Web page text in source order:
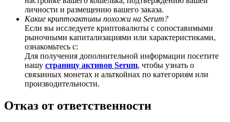
Deposit CASHCAT & Win
Share 500000 CASHCAT prize pool
Exclusive for BitMart Users
Register & Trade to Win 500,000 USDT
личности и размещению вашего заказа.
Какие криптоактивы похожи на Serum?
Если вы исследуете криптовалюты с сопоставимыми
рыночными капитализациями или характеристиками,
ознакомьтесь с:
Для получения дополнительной информации посетите
нашу страницу активов Serum, чтобы узнать о
связанных монетах и альткойнах по категориям или
производительности.
Отказ от ответственности